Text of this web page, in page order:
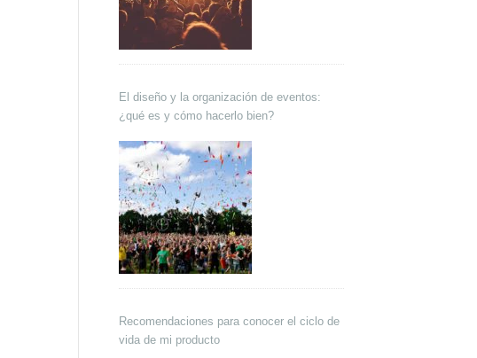
El diseño y la organización de eventos:
¿qué es y cómo hacerlo bien?
Recomendaciones para conocer el ciclo de
vida de mi producto